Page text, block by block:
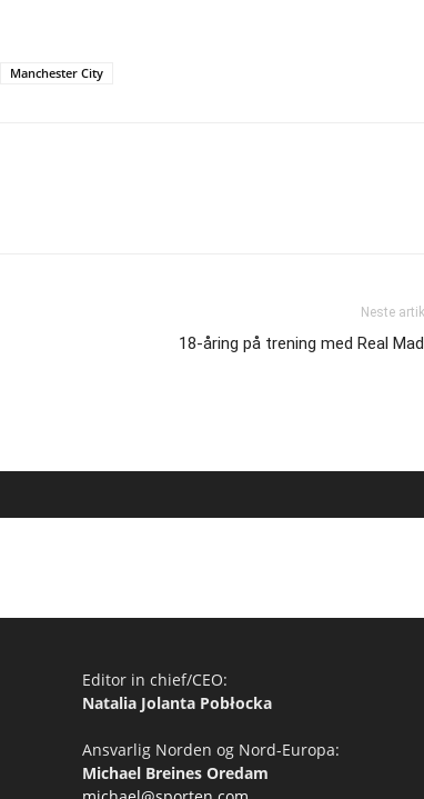
Manchester City
Neste
18-åring på trening med Real
Editor in chief/CEO:
Natalia Jolanta Pobłocka
Ansvarlig Norden og Nord-Europa:
Michael Breines Oredam